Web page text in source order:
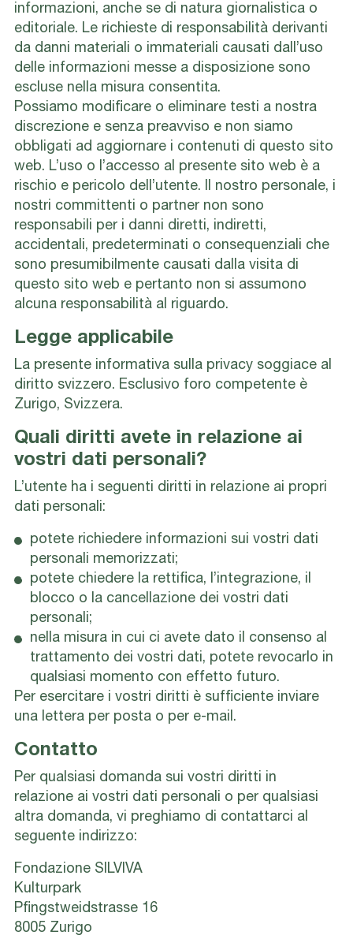
informazioni, anche se di natura giornalistica o
editoriale. Le richieste di responsabilità derivanti
da danni materiali o immateriali causati dall’uso
delle informazioni messe a disposizione sono
escluse nella misura consentita.
Possiamo modificare o eliminare testi a nostra
discrezione e senza preavviso e non siamo
obbligati ad aggiornare i contenuti di questo sito
web. L’uso o l’accesso al presente sito web è a
rischio e pericolo dell’utente. Il nostro personale, i
nostri committenti o partner non sono
responsabili per i danni diretti, indiretti,
accidentali, predeterminati o consequenziali che
sono presumibilmente causati dalla visita di
questo sito web e pertanto non si assumono
alcuna responsabilità al riguardo.
Legge applicabile
La presente informativa sulla privacy soggiace al
diritto svizzero. Esclusivo foro competente è
Zurigo, Svizzera.
Quali diritti avete in relazione ai
vostri dati personali?
L’utente ha i seguenti diritti in relazione ai propri
dati personali:
potete richiedere informazioni sui vostri dati
personali memorizzati;
potete chiedere la rettifica, l’integrazione, il
blocco o la cancellazione dei vostri dati
personali;
nella misura in cui ci avete dato il consenso al
trattamento dei vostri dati, potete revocarlo in
qualsiasi momento con effetto futuro.
Per esercitare i vostri diritti è sufficiente inviare
una lettera per posta o per e-mail.
Contatto
Per qualsiasi domanda sui vostri diritti in
relazione ai vostri dati personali o per qualsiasi
altra domanda, vi preghiamo di contattarci al
seguente indirizzo:
Fondazione SILVIVA
Kulturpark
Pfingstweidstrasse 16
8005 Zurigo